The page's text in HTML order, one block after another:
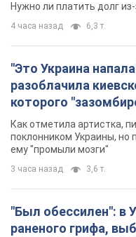
Нужно ли платить долг
4 часа назад 6,3 т.
"Это Украина
разоблачила
которого
русского не знал, а
геноцида украинцев
Как отметила артистка,
поклонником Украины, но
ему "промыли мозги"
3 часа назад 3,6 т.
"Был обессилен": в
раненого грифа,